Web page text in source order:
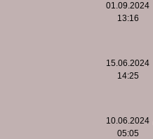
01.09.2024
13:16
15.06.2024
14:25
10.06.2024
05:05